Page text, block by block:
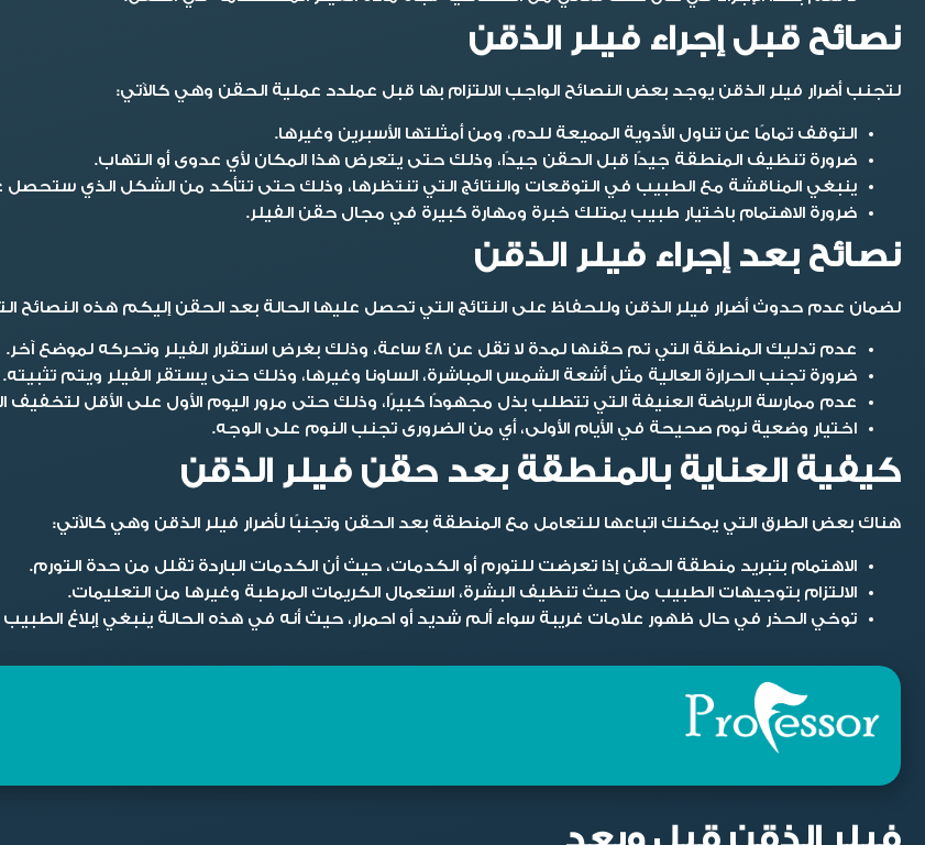
نصائح قبل إجراء فيلر الذقن
لتجنب أضرار فيلر الذقن يوجد بعض النصائح الواجب الالتزام بها قبل عملدد عملية الحقن وهي كالآتي:
التوقف تمامًا عن تناول الأدوية المميعة للدم، ومن أمثلتها الأسبرين وغيرها.
ضرورة تنظيف المنطقة جيدًا قبل الحقن جيدًا، وذلك حتى يتعرض هذا المكان لأي عدوى أو التهاب.
ينبغي المناقشة مع الطبيب في التوقعات والنتائج التي تنتظرها، وذلك حتى تتأكد من الشكل الذي ستحصل
ضرورة الاهتمام باختيار طبيب يمتلك خبرة ومهارة كبيرة في مجال حقن الفيلر.
نصائح بعد إجراء فيلر الذقن
لضمان عدم حدوث أضرار فيلر الذقن وللحفاظ على النتائج التي تحصل عليها الحالة بعد الحقن إليكم هذه النصائح
عدم تدليك المنطقة التي تم حقنها لمدة لا تقل عن 48 ساعة، وذلك بغرض استقرار الفيلر وتحركه لموضع آخر.
ضرورة تجنب الحرارة العالية مثل أشعة الشمس المباشرة، الساونا وغيرها، وذلك حتى يستقر الفيلر ويتم تثبيته.
عدم ممارسة الرياضة العنيفة التي تتطلب بذل مجهودًا كبيرًا، وذلك حتى مرور اليوم الأول على الأقل لتخفيف
اختيار وضعية نوم صحيحة في الأيام الأولى، أي من الضرورى تجنب النوم على الوجه.
كيفية العناية بالمنطقة بعد حقن فيلر الذقن
هناك بعض الطرق التي يمكنك اتباعها للتعامل مع المنطقة بعد الحقن وتجنبًا لأضرار فيلر الذقن وهي كالآتي:
الاهتمام بتبريد منطقة الحقن إذا تعرضت للتورم أو الكدمات، حيث أن الكدمات الباردة تقلل من حدة التورم.
الالتزام بتوجيهات الطبيب من حيث تنظيف البشرة، استعمال الكريمات المرطبة وغيرها من التعليمات.
توخي الحذر في حال ظهور علامات غريبة سواء ألم شديد أو احمرار، حيث أنه في هذه الحالة ينبغي إبلاغ الطبيب